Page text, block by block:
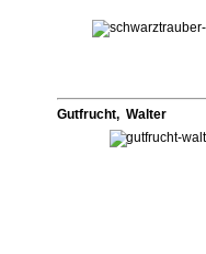
Gutfrucht, Walter